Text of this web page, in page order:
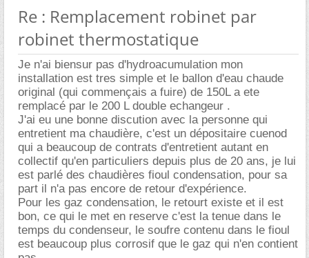
Re : Remplacement robinet par
robinet thermostatique
Je n'ai biensur pas d'hydroacumulation mon
installation est tres simple et le ballon d'eau chaude
original (qui commençais a fuire) de 150L a ete
remplacé par le 200 L double echangeur .
J'ai eu une bonne discution avec la personne qui
entretient ma chaudière, c'est un dépositaire cuenod
qui a beaucoup de contrats d'entretient autant en
collectif qu'en particuliers depuis plus de 20 ans, je lui
est parlé des chaudières fioul condensation, pour sa
part il n'a pas encore de retour d'expérience.
Pour les gaz condensation, le retourt existe et il est
bon, ce qui le met en reserve c'est la tenue dans le
temps du condenseur, le soufre contenu dans le fioul
est beaucoup plus corrosif que le gaz qui n'en contient